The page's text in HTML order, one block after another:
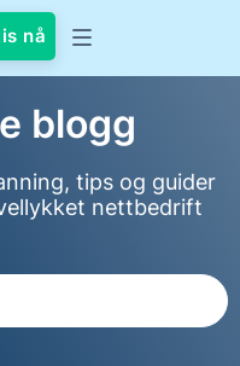
nå
blogg
tips og guider
nettbedrift